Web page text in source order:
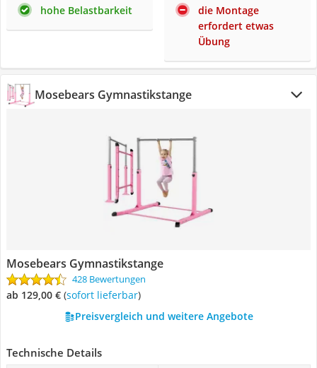
hohe Belastbarkeit
die Montage
erfordert etwas
Übung
Mosebears Gymnastikstange
Mosebears Gymnastikstange
428 Bewertungen
ab 129,00 € ( Sofort lieferbar)
Preisvergleich und weitere Angebote
Technische Details